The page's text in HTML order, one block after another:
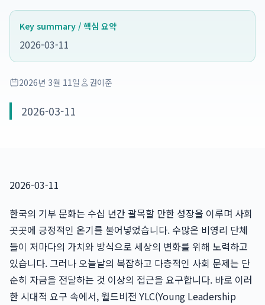
Key summary / 핵심 요약
2026-03-11
2026년 3월 11일 권이준
2026-03-11
2026-03-11
한국의 기부 문화는 수십 년간 괄목할 만한 성장을 이루며 사회
곳곳에 긍정적인 온기를 불어넣었습니다. 수많은 비영리 단체
들이 저마다의 가치와 방식으로 세상의 변화를 위해 노력하고
있습니다. 그러나 오늘날의 복잡하고 다층적인 사회 문제는 단
순히 자금을 전달하는 것 이상의 접근을 요구합니다. 바로 이러
한 시대적 요구 속에서, 월드비전 YLC(Young Leadership